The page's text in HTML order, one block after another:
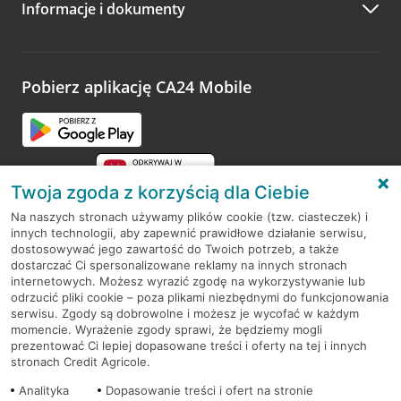
Zachęcamy do podzielenia się z nami opinią o wizycie.
opinie.
Informacje i dokumenty
Pobierz aplikację CA24 Mobile
RODO
Regulamin serwisu
Mapa serwisu
PolitykaCookies
Twoja zgoda z korzyścią dla Ciebie
Na naszych stronach używamy plików cookie (tzw. ciasteczek) i
innych technologii, aby zapewnić prawidłowe działanie serwisu,
dostosowywać jego zawartość do Twoich potrzeb, a także
dostarczać Ci spersonalizowane reklamy na innych stronach
internetowych. Możesz wyrazić zgodę na wykorzystywanie lub
odrzucić pliki cookie – poza plikami niezbędnymi do funkcjonowania
serwisu. Zgody są dobrowolne i możesz je wycofać w każdym
momencie. Wyrażenie zgody sprawi, że będziemy mogli
prezentować Ci lepiej dopasowane treści i oferty na tej i innych
stronach Credit Agricole.
Analityka
Dopasowanie treści i ofert na stronie